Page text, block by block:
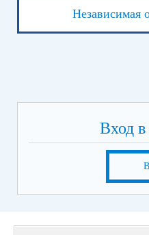
Независимая
Вход в